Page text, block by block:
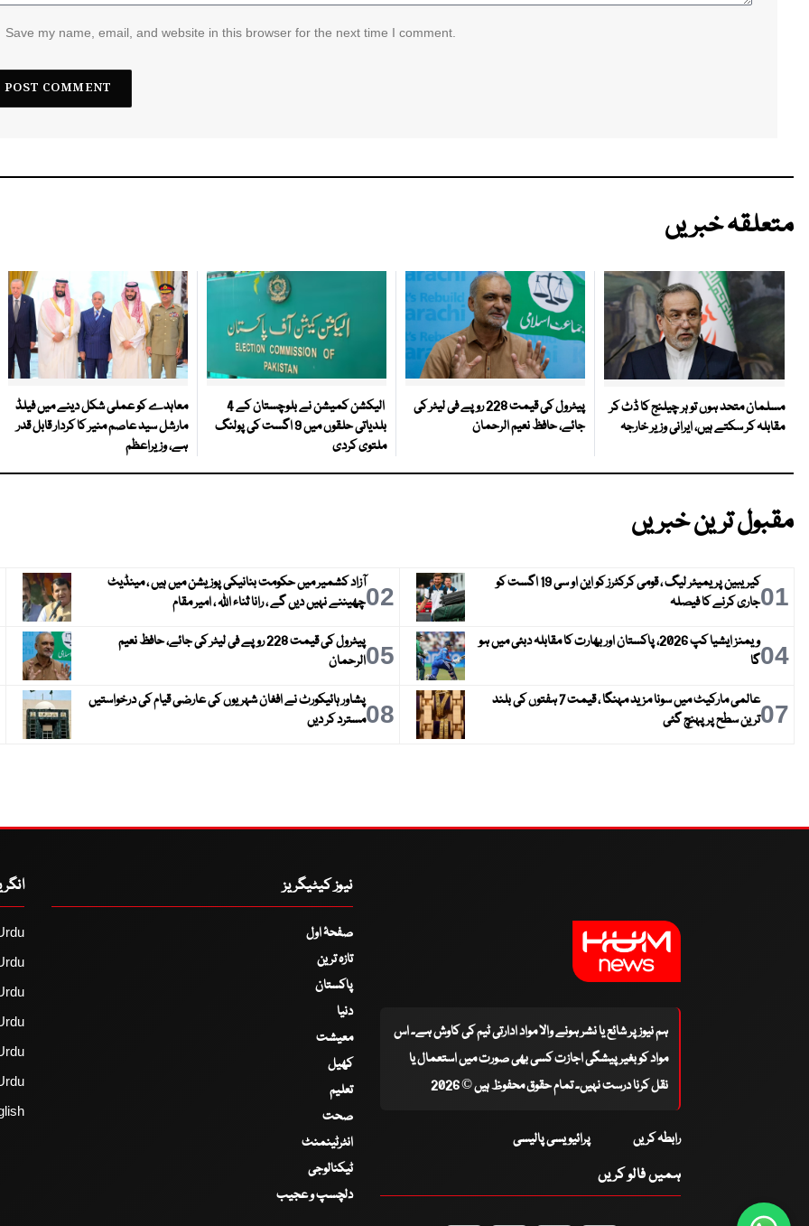
Save my name, email, and website in this browser for the next time I comment.
متعلقہ خبریں
مسلمان متحد ہوں تو ہر چیلنج کا ڈٹ کر
مقابلہ کر سکتے ہیں، ایرانی وزیر خارجہ
پیٹرول کی قیمت 228 روپے فی لیٹر کی
جائے، حافظ نعیم الرحمان
الیکشن کمیشن نے بلوچستان کے 4
بلدیاتی حلقوں میں 9 اگست کی پولنگ
ملتوی کردی
معاہدے کو عملی شکل دینے میں فیلڈ
مارشل سید عاصم منیر کا کردار قابل قدر
ہے، وزیراعظم
مقبول ترین خبریں
01
کیریبین پریمیئر لیگ ، قومی کرکٹرز کو این او سی 19 اگست کو
جاری کرنے کا فیصلہ
02آزاد کشمیر میں حکومت بنانیکی پوزیشن میں ہیں ، مینڈیٹ
چھیننے نہیں دیں گے ، رانا ثناء اللہ ، امیر مقام
04
ویمنز ایشیا کپ 2026، پاکستان اور بھارت کا مقابلہ دبئی میں ہو
گا
05
پیٹرول کی قیمت 228 روپے فی لیٹر کی جائے، حافظ نعیم
الرحمان
07
عالمی مارکیٹ میں سونا مزید مہنگا ، قیمت 7 ہفتوں کی بلند
ترین سطح پر پہنچ گئی
08پشاور ہائیکورٹ نے افغان شہریوں کی عارضی قیام کی درخواستیں
مسترد کر دیں
ہم نیوز پر شائع یا نشر ہونے والا مواد ادارتی ٹیم کی کاوش ہے۔ اس
مواد کو بغیر پیشگی اجازت کسی بھی صورت میں استعمال یا
نقل کرنا درست نہیں۔ تمام حقوق محفوظ ہیں © 2026
رابطہ کریں پرائیویسی پالیسی
ہمیں فالو کریں
نیوز کیٹیگریز
صفحۂ اول
تازہ ترین
پاکستان
دنیا
معیشت
کھیل
تعلیم
صحت
انٹرٹینمنٹ
ٹیکنالوجی
دلچسپ و عجیب